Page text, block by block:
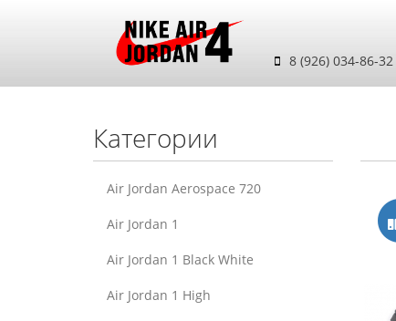
8 (926) 034-86-32
Категории
Air Jordan Aerospace 720
Air Jordan 1
Air Jordan 1 Black White
Air Jordan 1 High